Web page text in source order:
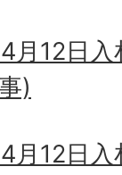
月12日
)
月12日